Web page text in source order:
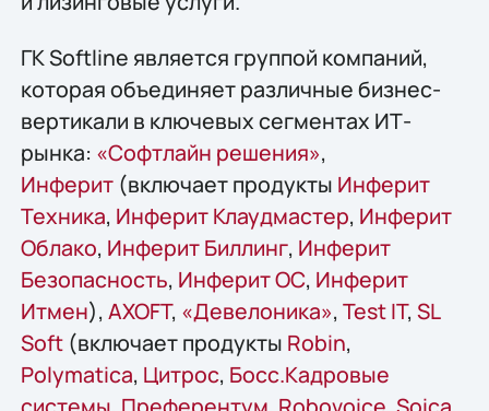
ГК Softline является группой компаний,
которая объединяет различные бизнес-
вертикали в ключевых сегментах ИТ-
рынка: «Софтлайн решения»,
Инферит(включает продукты Инферит
Техника, Инферит Клаудмастер, Инферит
Облако, Инферит Биллинг, Инферит
Безопасность, Инферит ОС, Инферит
Итмен), AХОFT, «Девелоника», Test IT, SL
Soft(включает продукты Robin,
Polymatica, Цитрос, Босс.Кадровые